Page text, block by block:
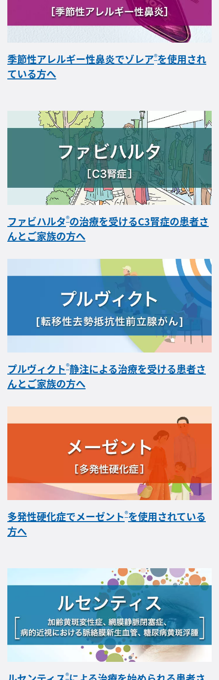
季節性アレルギー性鼻炎でゾレア®を使用され
ている方へ
ファビハルタ®の治療を受けるC3腎症の患者さ
んとご家族の方へ
プルヴィクト®静注による治療を受ける患者さ
んとご家族の方へ
多発性硬化症でメーゼント®を使用されている
方へ
®